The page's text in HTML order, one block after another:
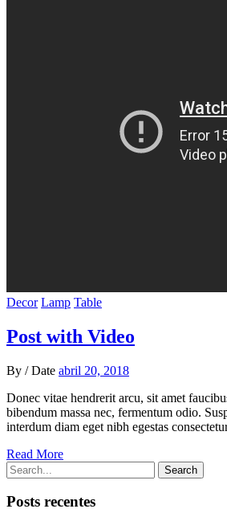
Decor Lamp Table
Post with Video
By / Date abril 20, 2018
Donec vitae hendrerit arcu, sit amet
bibendum massa nec, fermentum odio.
interdum diam eget nibh egestas
Read More
Search
Posts recentes